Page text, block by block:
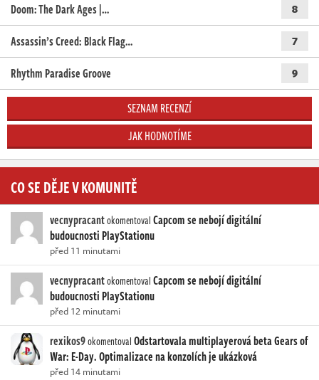
Doom: The Dark Ages |… 8
Assassin’s Creed: Black Flag… 7
Rhythm Paradise Groove 9
SEZNAM RECENZÍ
JAK HODNOTÍME
CO SE DĚJE V KOMUNITĚ
vecnypracantokomentovalCapcom se nebojí digitální
budoucnosti PlayStationu
před 11 minutami
vecnypracantokomentovalCapcom se nebojí digitální
budoucnosti PlayStationu
před 12 minutami
rexikos9okomentovalOdstartovala multiplayerová beta Gears of
War: E-Day. Optimalizace na konzolích je ukázková
před 14 minutami